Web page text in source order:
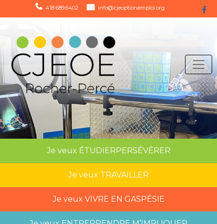
418 689.6402 info@cjeoptionemploi.org
Je veux ÉTUDIERPERSÉVÉRER
Je veux TRAVAILLER
Je veux VIVRE EN GASPÉSIE